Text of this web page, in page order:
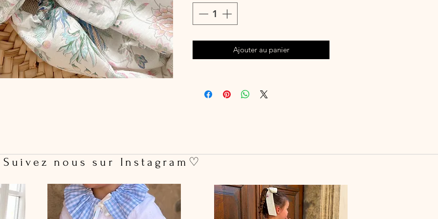
pas, même sur les cheveux les plus fins.
75 mm
Vendue à l'unitéAjouter au panier
nous sur Instagram♡